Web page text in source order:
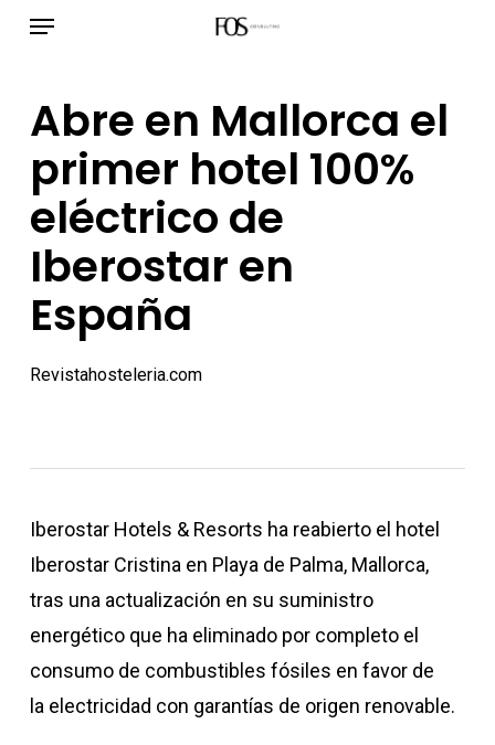
principal
Menú
Abre en Mallorca el
primer hotel 100%
eléctrico de
Iberostar en
España
Revistahosteleria.com
Iberostar Hotels & Resorts ha reabierto el hotel
Iberostar Cristina en Playa de Palma, Mallorca,
tras una actualización en su suministro
energético que ha eliminado por completo el
consumo de combustibles fósiles en favor de
la electricidad con garantías de origen renovable.